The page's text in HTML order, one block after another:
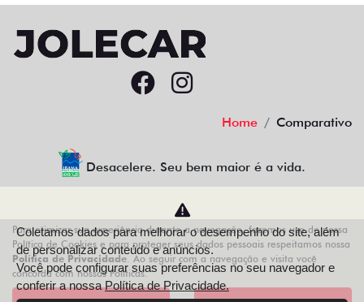
Home Comparativo
Desacelere. Seu bem maior é a vida.
AZZURRA VEICULOS LTDA
68.743.038/0013-21
Para otimizar sua experiência durante a navegação, fazemos uso de nossa
Política de Cookies e para proteger seus dados pessoais respeitamos nossa
Política de Privacidade. Ao seguir com a navegação e visita você
concorda com nossas Políticas.
Coletamos dados para melhorar o desempenho do site, além
de personalizar conteúdo e anúncios.
Você pode configurar suas preferências no seu navegador e
conferir a nossaPolítica de Privacidade.